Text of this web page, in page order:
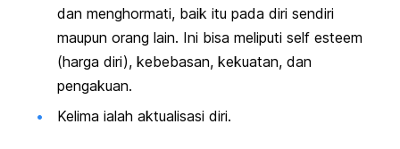
dan menghormati, baik itu pada diri sendiri
maupun orang lain. Ini bisa meliputi self esteem
(harga diri), kebebasan, kekuatan, dan
pengakuan.
Kelima ialah aktualisasi diri.